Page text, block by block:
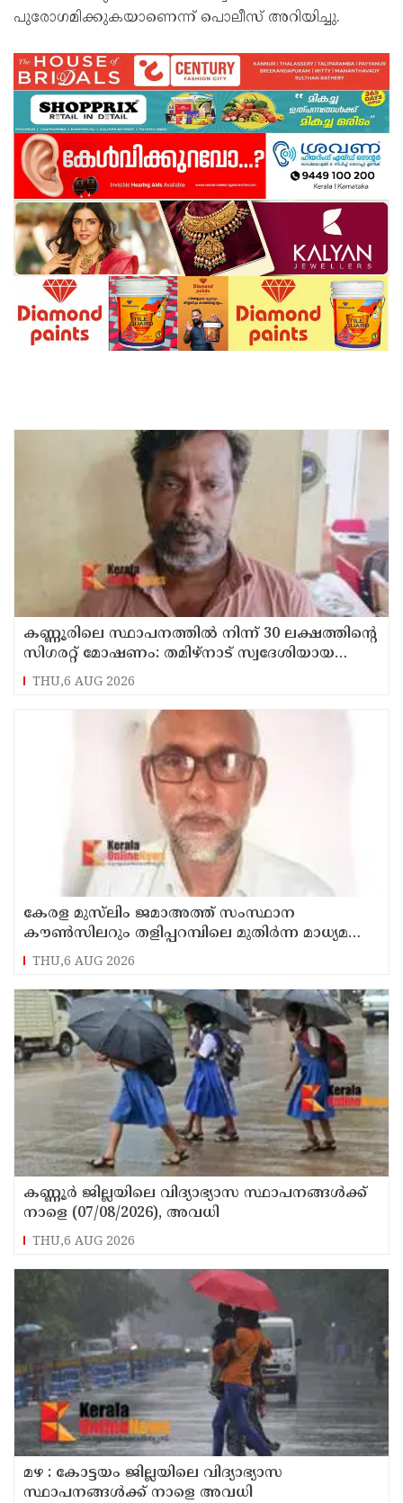
പുരോഗമിക്കുകയാണെന്ന് പൊലീസ് അറിയിച്ചു.
കണ്ണൂരിലെ സ്ഥാപനത്തിൽ നിന്ന് 30 ലക്ഷത്തിന്റെ
സിഗരറ്റ് മോഷണം: തമിഴ്‌നാട് സ്വദേശിയായ
സെയിൽസ്മാൻ തെങ്കാശിയിൽ പിടിയിൽ
THU,6 AUG 2026
കേരള മുസ്‌ലിം ജമാഅത്ത് സംസ്ഥാന
കൗൺസിലറും തളിപ്പറമ്പിലെ മുതിർന്ന മാധ്യമ
പ്രവർത്തകനുമായ ബി എ അലി മൊഗ്രാൽ
നിര്യാതനായി
THU,6 AUG 2026
കണ്ണൂർ ജില്ലയിലെ വിദ്യാഭ്യാസ സ്ഥാപനങ്ങള്‍ക്ക്
നാളെ (07/08/2026), അവധി
THU,6 AUG 2026
മഴ : കോട്ടയം ജില്ലയിലെ വിദ്യാഭ്യാസ
സ്ഥാപനങ്ങൾക്ക് നാളെ അവധി